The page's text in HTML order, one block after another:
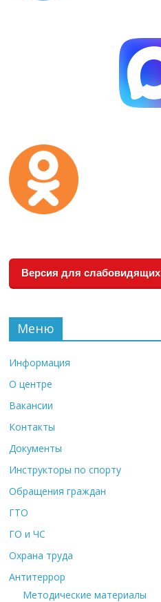
Версия для слабовидящих
Меню
Информация
О центре
Вакансии
Контакты
Документы
Инструкторы по спорту
Обращения граждан
ГТО
ГО и ЧС
Охрана труда
Антитеррор
Методические материалы